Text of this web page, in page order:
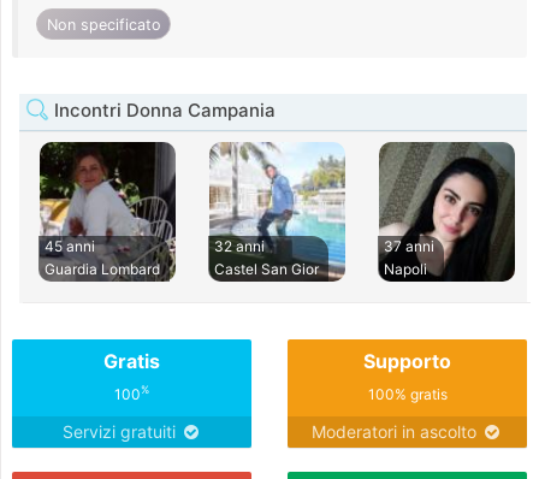
Non specificato
Incontri Donna Campania
45 anni
Guardia Lombard
32 anni
Castel San Gior
37 anni
Napoli
Gratis
100%
Servizi gratuiti
Supporto
100% gratis
Moderatori in ascolto